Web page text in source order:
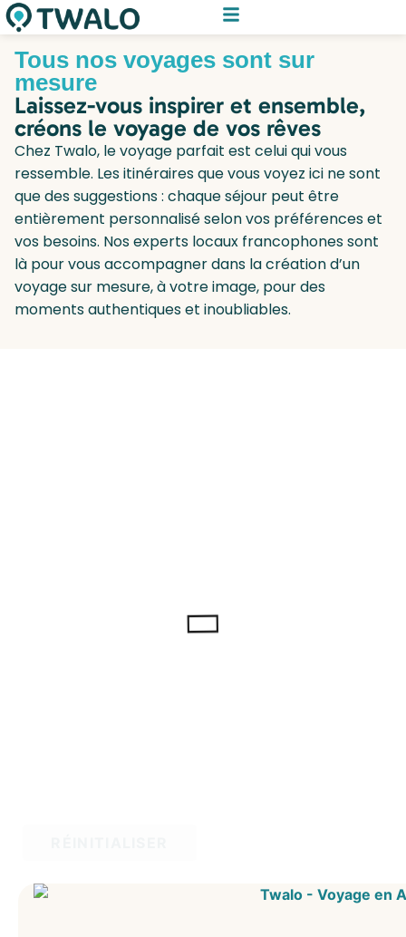
Tous nos voyages sont sur
mesure
Laissez-vous inspirer et ensemble,
créons le voyage de vos rêves
Chez Twalo, le voyage parfait est celui qui vous
ressemble. Les itinéraires que vous voyez ici ne sont
que des suggestions : chaque séjour peut être
entièrement personnalisé selon vos préférences et
vos besoins. Nos experts locaux francophones sont
là pour vous accompagner dans la création d’un
voyage sur mesure, à votre image, pour des
moments authentiques et inoubliables.